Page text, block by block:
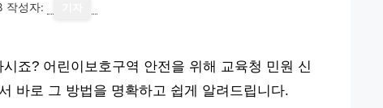
작성자:
죠? 어린이보호구역 안전을 위해 교육청 민원 신
바로 그 방법을 명확하고 쉽게 알려드립니다.